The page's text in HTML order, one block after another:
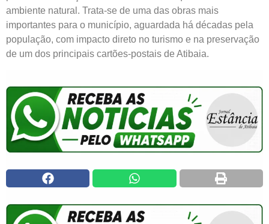
ambiente natural. Trata-se de uma das obras mais
importantes para o município, aguardada há décadas pela
população, com impacto direto no turismo e na preservação
de um dos principais cartões-postais de Atibaia.